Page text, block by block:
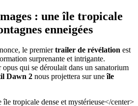
: une île tropicale
enneigées
le premiertrailer de révélation est
surprenante et intrigante.
qui se déroulait dans un sanatorium
Dawn 2 nous projettera sur uneîle
</center>